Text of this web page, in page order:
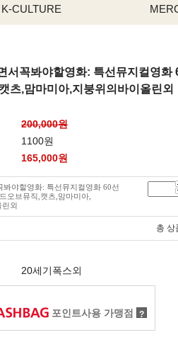
K-CULTURE
서꼭봐야할영화: 특선뮤지컬영화
츠,맘마미아,지붕위의바이올린외
200,000원
1100원
165,000원
야할영화: 특선뮤지컬영화 60선
오브뮤직,캣츠,맘마미아,
린외
총 상
20세기폭스외
포인트사용 가맹점 ?